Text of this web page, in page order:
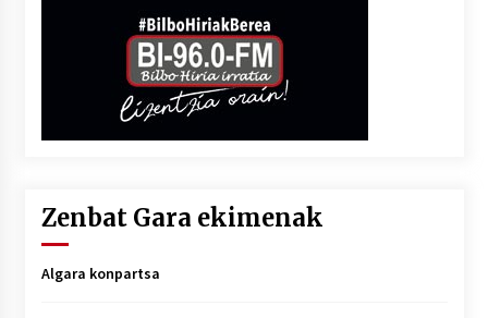
Zenbat Gara ekimenak
Algara konpartsa